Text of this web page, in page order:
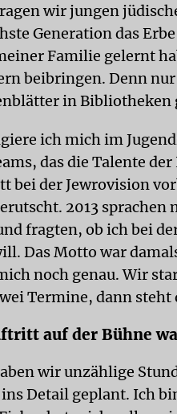
wir jungen
Generation das
Familie gelernt
beibringen. Denn
in Bibliotheken
ich mich im
das die Talente
bei der Jewrovision
2013 sprachen
fragten, ob ich bei
Das Motto war
noch genau. Wir
Termine, dann steht
auf der Bühne
wir unzählige
Detail geplant. Ich